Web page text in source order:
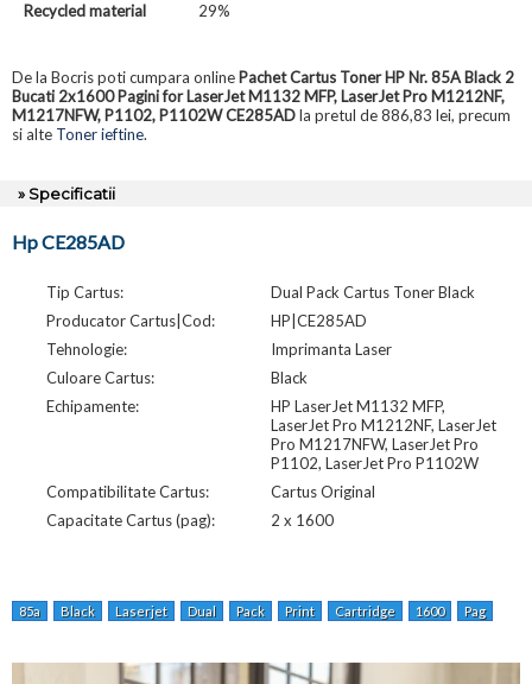
Recycled material 29%
De la Bocris poti cumpara online Pachet Cartus Toner HP Nr. 85A Black 2
Bucati 2x1600 Pagini for LaserJet M1132 MFP, LaserJet Pro M1212NF,
M1217NFW, P1102, P1102W CE285ADla pretul de 886,83 lei, precum
si alte Toner ieftine.
» Specificatii
Hp CE285AD
Tip Cartus:
Dual Pack Cartus Toner Black
Producator Cartus|Cod:
HP|CE285AD
Tehnologie:
Imprimanta Laser
Culoare Cartus:
Black
Echipamente:
HP LaserJet M1132 MFP,
LaserJet Pro M1212NF, LaserJet
Pro M1217NFW, LaserJet Pro
P1102, LaserJet Pro P1102W
Compatibilitate Cartus:
Cartus Original
Capacitate Cartus (pag):
2 x 1600
85a Black Laserjet Dual Pack Print Cartridge 1600 Pag